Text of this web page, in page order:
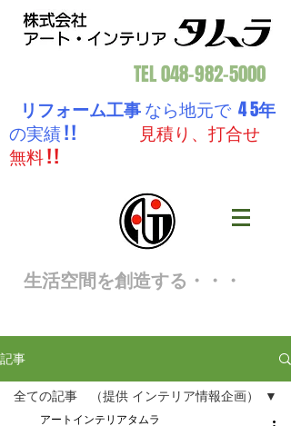
TEL048-982-5000
リフォーム工事なら地元で 4 5年
の実績 ! !
見積り、打合せ
無料 ! !
生活空間を創造する・・・
記事
全ての記事 （提供 インテリア情報企画）
アートインテリアタムラ